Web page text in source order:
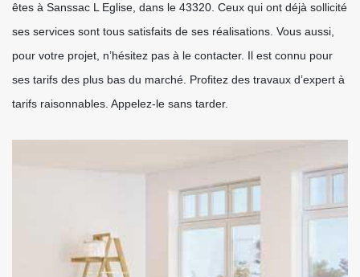
êtes à Sanssac L Eglise, dans le 43320. Ceux qui ont déjà sollicité
ses services sont tous satisfaits de ses réalisations. Vous aussi,
pour votre projet, n’hésitez pas à le contacter. Il est connu pour
ses tarifs des plus bas du marché. Profitez des travaux d’expert à
tarifs raisonnables. Appelez-le sans tarder.